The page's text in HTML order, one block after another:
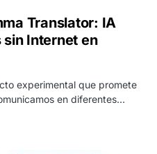
Translator: IA
Internet en
experimental que promete
en diferentes…